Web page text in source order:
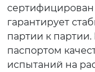
сертифицирован
гарантирует
партии к
паспортом
испытаний на